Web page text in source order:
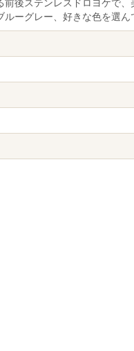
後ステンレスドロヨケで、
ーグレー、好きな色を選ん